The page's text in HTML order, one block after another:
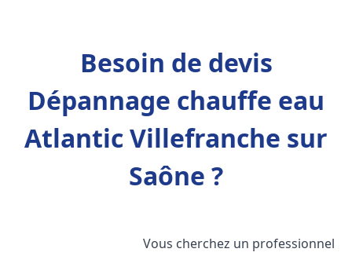
Besoin de devis
Dépannage chauffe eau
Atlantic Villefranche sur
Saône ?
Vous cherchez un professionnel